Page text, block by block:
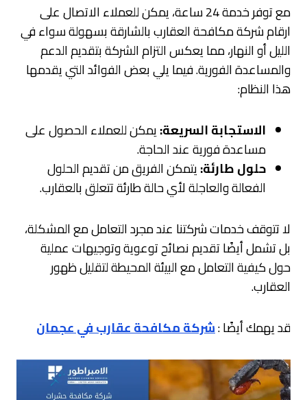
مع توفر خدمة 24 ساعة، يمكن للعملاء الاتصال على
ارقام شركة مكافحة العقارب بالشارقة بسهولة سواء في
الليل أو النهار، مما يعكس التزام الشركة بتقديم الدعم
والمساعدة الفورية. فيما يلي بعض الفوائد التي يقدمها
هذا النظام:
الاستجابة السريعة:يمكن للعملاء الحصول على
مساعدة فورية عند الحاجة.
حلول طارئة:يتمكن الفريق من تقديم الحلول
الفعالة والعاجلة لأي حالة طارئة تتعلق بالعقارب.
لا تتوقف خدمات شركتنا عند مجرد التعامل مع المشكلة،
بل تشمل أيضًا تقديم نصائح توعوية وتوجيهات عملية
حول كيفية التعامل مع البيئة المحيطة لتقليل ظهور
العقارب.
قد يهمك أيضًا :شركة مكافحة عقارب في عجمان